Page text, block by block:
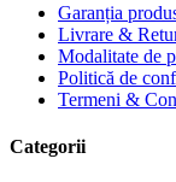
Garanția
Livrare &
Modalitate de
Politică de
Termeni &
Categorii